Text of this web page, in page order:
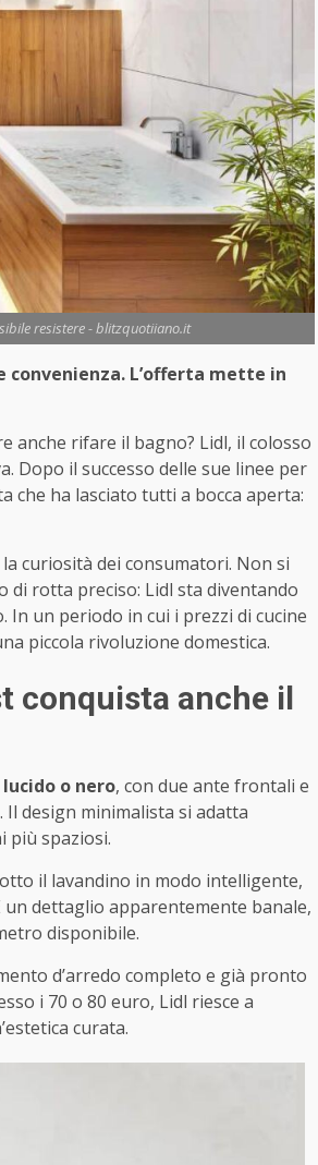
resistere - blitzquotiiano.it
convenienza. L’offerta mette in
anche rifare il bagno? Lidl, il colosso
Dopo il successo delle sue linee per
che ha lasciato tutti a bocca aperta:
curiosità dei consumatori. Non si
di rotta preciso: Lidl sta diventando
In un periodo in cui i prezzi di cucine
piccola rivoluzione domestica.
conquista anche il
o nero, con due ante frontali e
design minimalista si adatta
più spaziosi.
il lavandino in modo intelligente,
un dettaglio apparentemente banale,
disponibile.
d’arredo completo e già pronto
i 70 o 80 euro, Lidl riesce a
curata.